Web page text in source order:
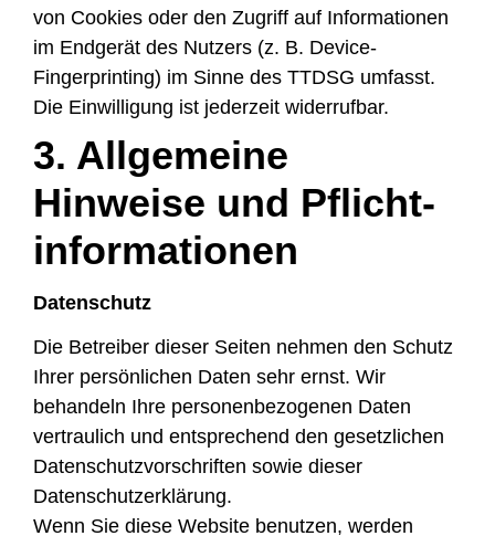
von Cookies oder den Zugriff auf Informationen
im Endgerät des Nutzers (z. B. Device-
Fingerprinting) im Sinne des TTDSG umfasst.
Die Einwilligung ist jederzeit widerrufbar.
3. Allgemeine
Hinweise und Pflicht­
informationen
Datenschutz
Die Betreiber dieser Seiten nehmen den Schutz
Ihrer persönlichen Daten sehr ernst. Wir
behandeln Ihre personenbezogenen Daten
vertraulich und entsprechend den gesetzlichen
Datenschutzvorschriften sowie dieser
Datenschutzerklärung.
Wenn Sie diese Website benutzen, werden